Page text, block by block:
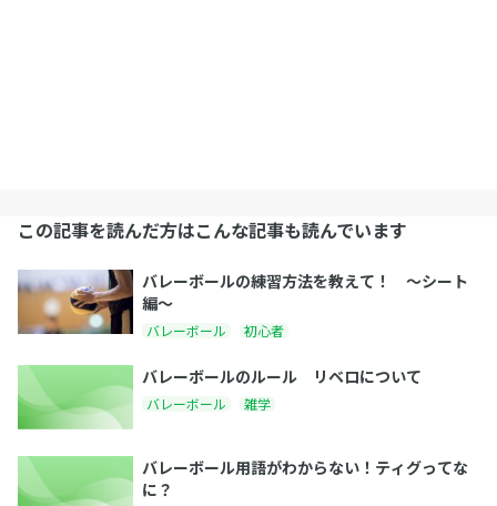
この記事を読んだ方はこんな記事も読んでいます
バレーボールの練習方法を教えて！ 〜シート
編〜
バレーボール 初心者
バレーボールのルール リベロについて
バレーボール 雑学
バレーボール用語がわからない！ティグってな
に？